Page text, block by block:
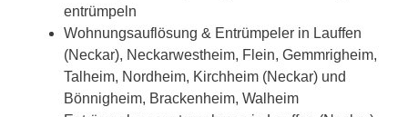
entrümpeln
Wohnungsauflösung & Entrümpeler in Lauffen
(Neckar), Neckarwestheim, Flein, Gemmrigheim,
Talheim, Nordheim, Kirchheim (Neckar) und
Bönnigheim, Brackenheim, Walheim